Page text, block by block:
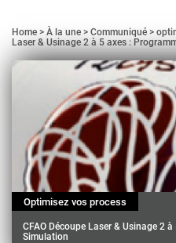
Home À la une Communiqué
Laser & Usinage 2 à 5 axes :
Optimisez vos process
CFAO Découpe Laser & Usinage 2
Simulation